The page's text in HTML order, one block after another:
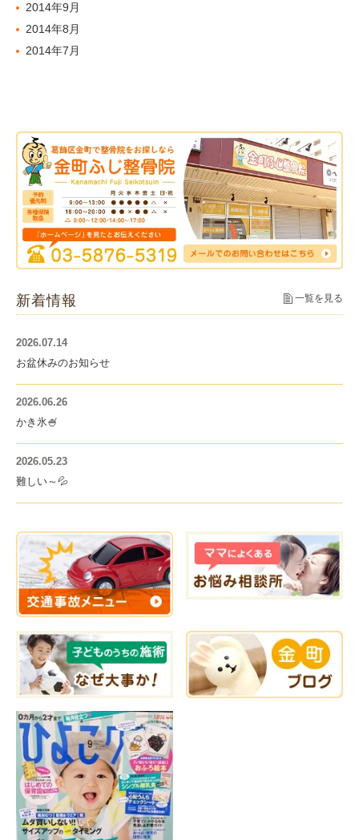
2014年9月
2014年8月
2014年7月
新着情報 一覧を見る
2026.07.14
お盆休みのお知らせ
2026.06.26
かき氷🍧
2026.05.23
難しい～💦